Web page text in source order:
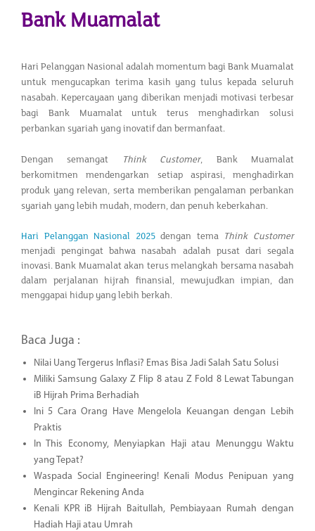
Bank Muamalat
Hari Pelanggan Nasional adalah momentum bagi Bank Muamalat
untuk mengucapkan terima kasih yang tulus kepada seluruh
nasabah. Kepercayaan yang diberikan menjadi motivasi terbesar
bagi Bank Muamalat untuk terus menghadirkan solusi
perbankan syariah yang inovatif dan bermanfaat.
Dengan semangat Think Customer, Bank Muamalat
berkomitmen mendengarkan setiap aspirasi, menghadirkan
produk yang relevan, serta memberikan pengalaman perbankan
syariah yang lebih mudah, modern, dan penuh keberkahan.
Hari Pelanggan Nasional 2025dengan tema Think Customer
menjadi pengingat bahwa nasabah adalah pusat dari segala
inovasi. Bank Muamalat akan terus melangkah bersama nasabah
dalam perjalanan hijrah finansial, mewujudkan impian, dan
menggapai hidup yang lebih berkah.
Baca Juga :
Nilai Uang Tergerus Inflasi? Emas Bisa Jadi Salah Satu Solusi
Miliki Samsung Galaxy Z Flip 8 atau Z Fold 8 Lewat Tabungan
iB Hijrah Prima Berhadiah
Ini 5 Cara Orang Have Mengelola Keuangan dengan Lebih
Praktis
In This Economy, Menyiapkan Haji atau Menunggu Waktu
yang Tepat?
Waspada Social Engineering! Kenali Modus Penipuan yang
Mengincar Rekening Anda
Kenali KPR iB Hijrah Baitullah, Pembiayaan Rumah dengan
Hadiah Haji atau Umrah